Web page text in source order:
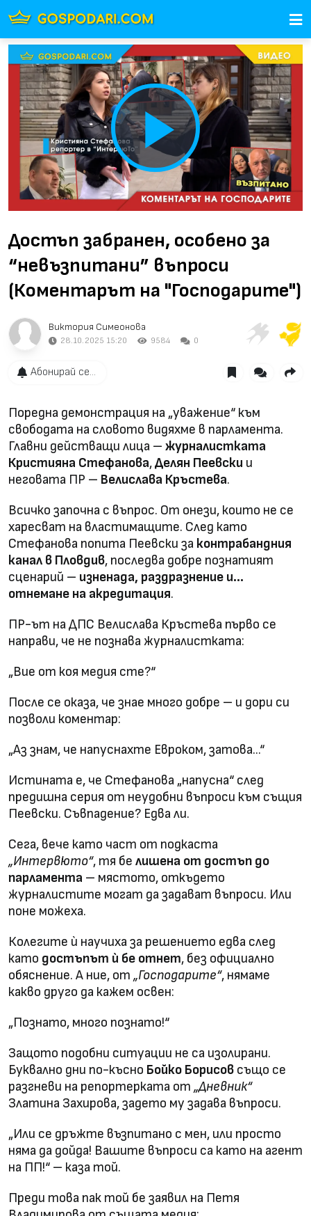
Play
Video
Достъп забранен, особено за
“невъзпитани” въпроси
(Коментарът на "Господарите")
Виктория Симеонова
28.10.2025 15:20 9584 0
Абонирай се...
Поредна демонстрация на „уважение“ към
свободата на словото видяхме в парламента.
Главни действащи лица – журналистката
Кристияна Стефанова,Делян Пеевски и
неговата ПР – Велислава Кръстева.
Всичко започна с въпрос. От онези, които не се
харесват на властимащите. След като
Стефанова попита Пеевски за контрабандния
канал в Пловдив, последва добре познатият
сценарий – изненада, раздразнение и…
отнемане на акредитация.
ПР-ът на ДПС Велислава Кръстева първо се
направи, че не познава журналистката:
„Вие от коя медия сте?“
После се оказа, че знае много добре – и дори си
позволи коментар:
„Аз знам, че напуснахте Евроком, затова…“
Истината е, че Стефанова „напусна“ след
предишна серия от неудобни въпроси към същия
Пеевски. Съвпадение? Едва ли.
Сега, вече като част от подкаста
„Интервюто“, тя бе лишена от достъп до
парламента – мястото, откъдето
журналистите могат да задават въпроси. Или
поне можеха.
Колегите ѝ научиха за решението едва след
като достъпът ѝ бе отнет, без официално
обяснение. А ние, от „Господарите“, нямаме
какво друго да кажем освен:
„Познато, много познато!“
Защото подобни ситуации не са изолирани.
Буквално дни по-късно Бойко Борисов също се
разгневи на репортерката от „Дневник“
Златина Захирова, задето му задава въпроси.
„Или се дръжте възпитано с мен, или просто
няма да дойда! Вашите въпроси са като на агент
на ПП!“ – каза той.
Преди това пак той бе заявил на Петя